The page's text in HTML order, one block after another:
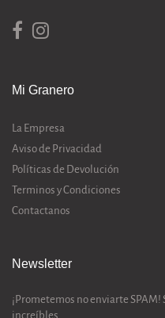
Mi Granero
La Empresa
Aviso de Privacidad
Políticas de Devolución
Terminos y Condiciones
Contactanos
Newsletter
¡Prometemos no enviarte
increíbles.